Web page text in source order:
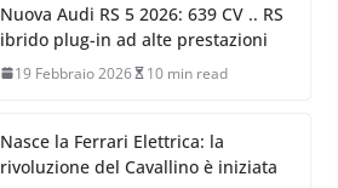
Nuova Audi RS 5 2026: 639 CV .. RS
ibrido plug-in ad alte prestazioni
19 Febbraio 2026 10 min read
Nasce la Ferrari Elettrica: la
rivoluzione del Cavallino è iniziata